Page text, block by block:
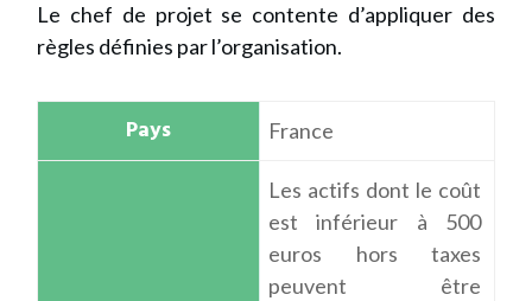
Le chef de projet se contente d’appliquer des
règles définies par l’organisation.
France
Les actifs dont le coût
est inférieur à 500
euros hors taxes
peuvent être